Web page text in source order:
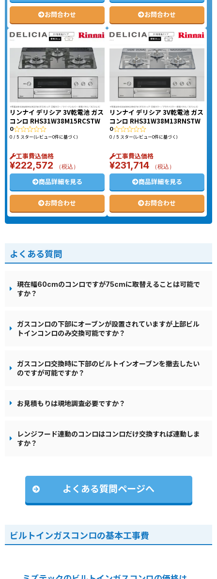
お問合わせ お問合わせ
リンナイ デリシア 3V乾電池 ガス
コンロ RHS31W38M15RCSTW
0
0 / 5 スター(レビュー0件に基づく)
工事費込価格
¥222,572 （税込）
商品詳細を見る
お問合わせ
リンナイ デリシア 3V乾電池 ガス
コンロ RHS31W38M13RNSTW
0
0 / 5 スター(レビュー0件に基づく)
工事費込価格
¥231,714 （税込）
商品詳細を見る
お問合わせ
よくある質問
現在幅60cmのコンロですが75cmに取替えることは可能で
すか？
ガスコンロの下部にオーブンが設置されていますが上部ビル
トインコンロのみ交換可能ですか？
ガスコンロ交換時に下部のビルトインオーブンを撤去したい
のですが可能ですか？
お見積もりは現地調査必要ですか？
レンジフード連動のコンロはコンロだけ交換すれば連動しま
すか？
よくある質問ページへ
ビルトインガスコンロの基本工事費